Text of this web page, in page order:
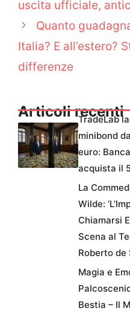
uscita ufficiale,
Quanto
Italia? E all’estero?
differenze
Articoli recenti
TradeLab
minibond
euro:
acquista il
La
Wilde:
Chiamarsi
Scena al
Roberto de
Magia e
Bestia – Il